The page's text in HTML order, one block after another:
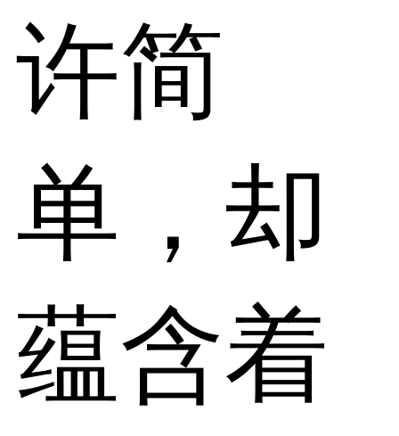
许简
单，却
蕴含着